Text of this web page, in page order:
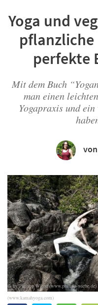
Yoga und
pflanzliche
perfekte
Mit dem Buch
man einen
Yogapraxis und
© by Philipp Wiebe (www.philipp-wiebe.de)
(www.kamahyoga.com)